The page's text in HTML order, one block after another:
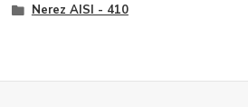
Nerez AISI - 410